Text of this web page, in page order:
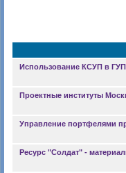
Использование КСУП в ГУП
Проектные институты
Управление портфелями
Ресурс "Солдат" -